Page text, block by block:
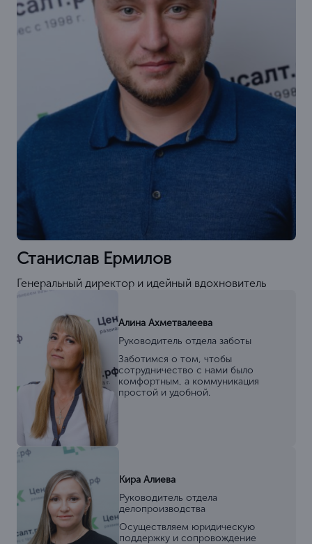
Станислав Ермилов
Генеральный директор и идейный вдохновитель
Алина Ахметвалеева
Руководитель отдела заботы
Заботимся о том, чтобы
сотрудничество с нами было
комфортным, а коммуникация
простой и удобной.
Кира Алиева
Руководитель отдела
делопроизводства
Осуществляем юридическую
поддержку и сопровождение